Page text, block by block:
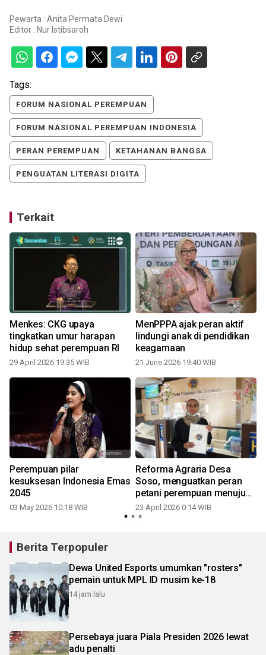
Pewarta : Anita Permata Dewi
Editor : Nur Istibsaroh
Tags:
FORUM NASIONAL PEREMPUAN
FORUM NASIONAL PEREMPUAN INDONESIA
PERAN PEREMPUAN KETAHANAN BANGSA
PENGUATAN LITERASI DIGITA
Terkait
Menkes: CKG upaya
tingkatkan umur harapan
hidup sehat perempuan RI
29 April 2026 19:35 WIB
MenPPPA ajak peran aktif
lindungi anak di pendidikan
keagamaan
21 June 2026 19:40 WIB
Perempuan pilar
kesuksesan Indonesia Emas
2045
03 May 2026 10:18 WIB
Reforma Agraria Desa
Soso, menguatkan peran
petani perempuan menuju
kesejahteraan
23 April 2026 0:14 WIB
Berita Terpopuler
Dewa United Esports umumkan "rosters"
pemain untuk MPL ID musim ke-18
14 jam lalu
Persebaya juara Piala Presiden 2026 lewat
adu penalti